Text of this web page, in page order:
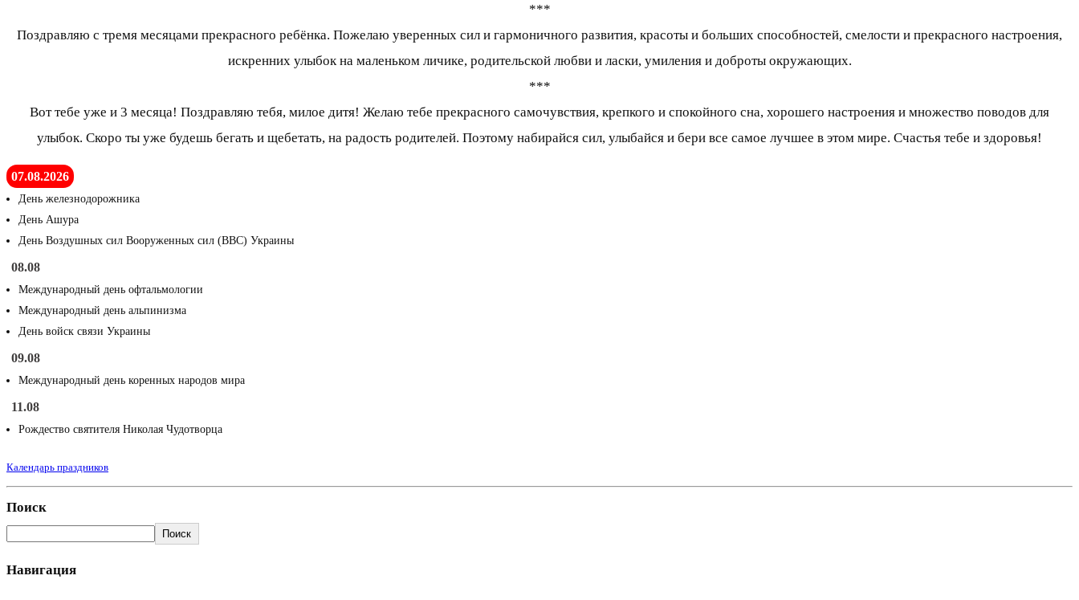
***
Поздравляю с тремя месяцами прекрасного ребёнка. Пожелаю уверенных сил и гармоничного развития, красоты и больших способностей, смелости и прекрасного настроения,
искренних улыбок на маленьком личике, родительской любви и ласки, умиления и доброты окружающих.
***
Вот тебе уже и 3 месяца! Поздравляю тебя, милое дитя! Желаю тебе прекрасного самочувствия, крепкого и спокойного сна, хорошего настроения и множество поводов для
улыбок. Скоро ты уже будешь бегать и щебетать, на радость родителей. Поэтому набирайся сил, улыбайся и бери все самое лучшее в этом мире. Счастья тебе и здоровья!
07.08.2026
День железнодорожника
День Ашура
День Воздушных сил Вооруженных сил (ВВС) Украины
08.08
Международный день офтальмологии
Международный день альпинизма
День войск связи Украины
09.08
Международный день коренных народов мира
11.08
Рождество святителя Николая Чудотворца
Календарь праздников
Поиск
Поиск
Навигация